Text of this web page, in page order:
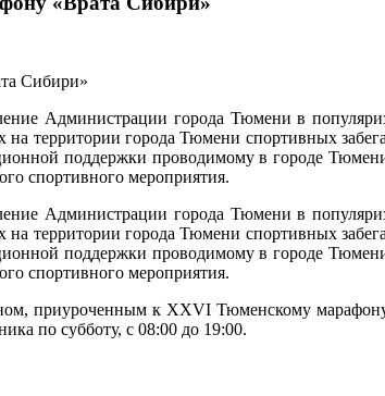
Администрации города Тюмени в
территории города Тюмени спортивных
поддержки проводимому в городе
спортивного мероприятия.
Администрации города Тюмени в
территории города Тюмени спортивных
поддержки проводимому в городе
спортивного мероприятия.
приуроченным к XXVI Тюменскому
по субботу, с 08:00 до 19:00.